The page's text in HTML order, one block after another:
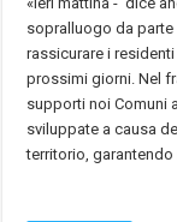
sopralluogo da
rassicurare i
prossimi giorni. Nel
supporti noi Comuni
sviluppate a causa
territorio,